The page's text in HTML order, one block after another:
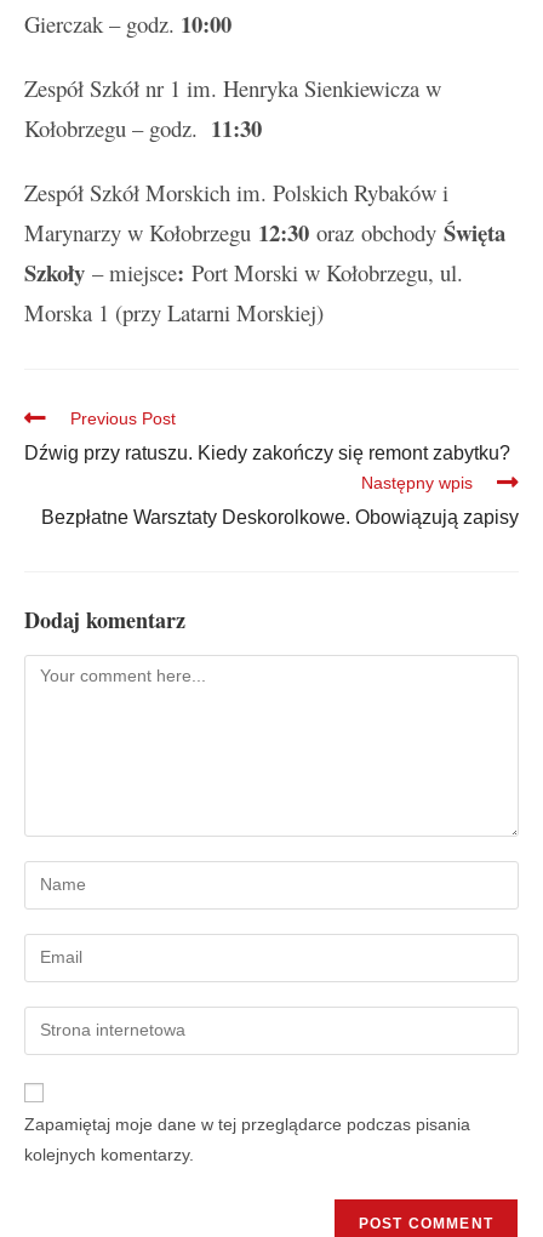
Gierczak – godz. 10:00
Zespół Szkół nr 1 im. Henryka Sienkiewicza w
Kołobrzegu – godz. 11:30
Zespół Szkół Morskich im. Polskich Rybaków i
Marynarzy w Kołobrzegu 12:30 oraz obchody Święta
Szkoły – miejsce: Port Morski w Kołobrzegu, ul.
Morska 1 (przy Latarni Morskiej)
Previous Post
Dźwig przy ratuszu. Kiedy zakończy się remont zabytku?
Następny wpis
Bezpłatne Warsztaty Deskorolkowe. Obowiązują zapisy
Dodaj komentarz
Zapamiętaj moje dane w tej przeglądarce podczas pisania
kolejnych komentarzy.